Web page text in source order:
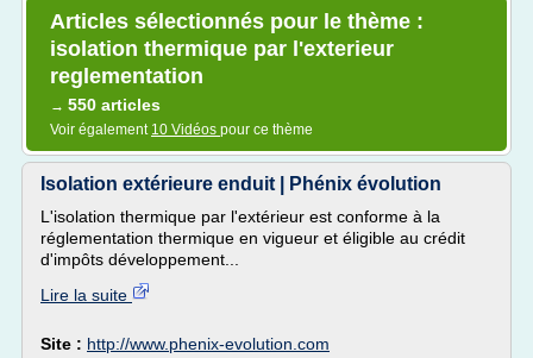
Articles sélectionnés pour le thème :
isolation thermique par l'exterieur
reglementation
→ 550 articles
Voir également 10 Vidéos pour ce thème
Isolation extérieure enduit | Phénix évolution
L'isolation thermique par l'extérieur est conforme à la
réglementation thermique en vigueur et éligible au crédit
d'impôts développement...
Lire la suite
Site : http://www.phenix-evolution.com